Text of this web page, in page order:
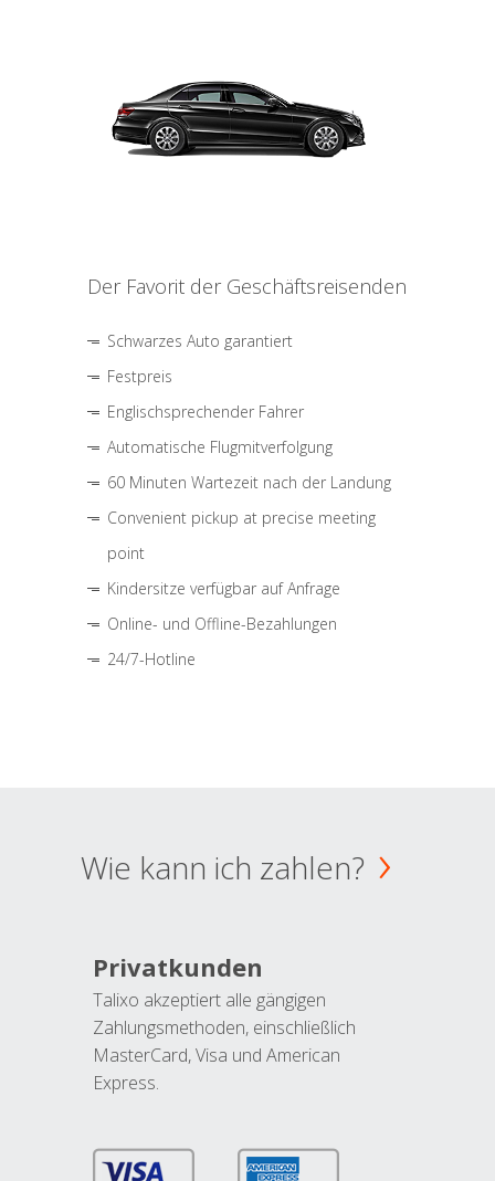
Der Favorit der Geschäftsreisenden
Schwarzes Auto garantiert
Festpreis
Englischsprechender Fahrer
Automatische Flugmitverfolgung
60 Minuten Wartezeit nach der Landung
Convenient pickup at precise meeting
point
Kindersitze verfügbar auf Anfrage
Online- und Offline-Bezahlungen
24/7-Hotline
Wie kann ich zahlen?
Privatkunden
Talixo akzeptiert alle gängigen
Zahlungsmethoden, einschließlich
MasterCard, Visa und American
Express.